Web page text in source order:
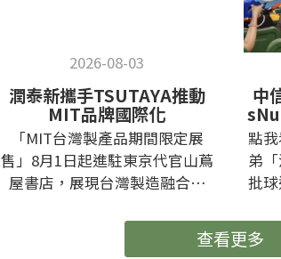
2026-08-03
潤泰新攜手TSUTAYA推動
MIT品牌國際化
「MIT台灣製產品期間限定展
售」8月1日起進駐東京代官山蔦
屋書店，展現台灣製造融合設
等主視覺設計。圖／業者提供已
將目前網頁的網址複製到您的剪
中
點
弟
批
賽事
援氛
查看更多